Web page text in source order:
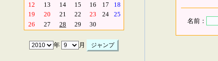
12
13 14 15 16 17
18
19
20 21 22 23 24
25
26
27 28 29 30
年 月
名前：